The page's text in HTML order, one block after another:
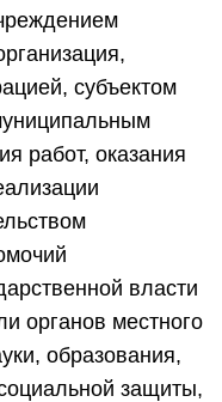
субъектом
работ, оказания
власти
органов местного
образования,
защиты,